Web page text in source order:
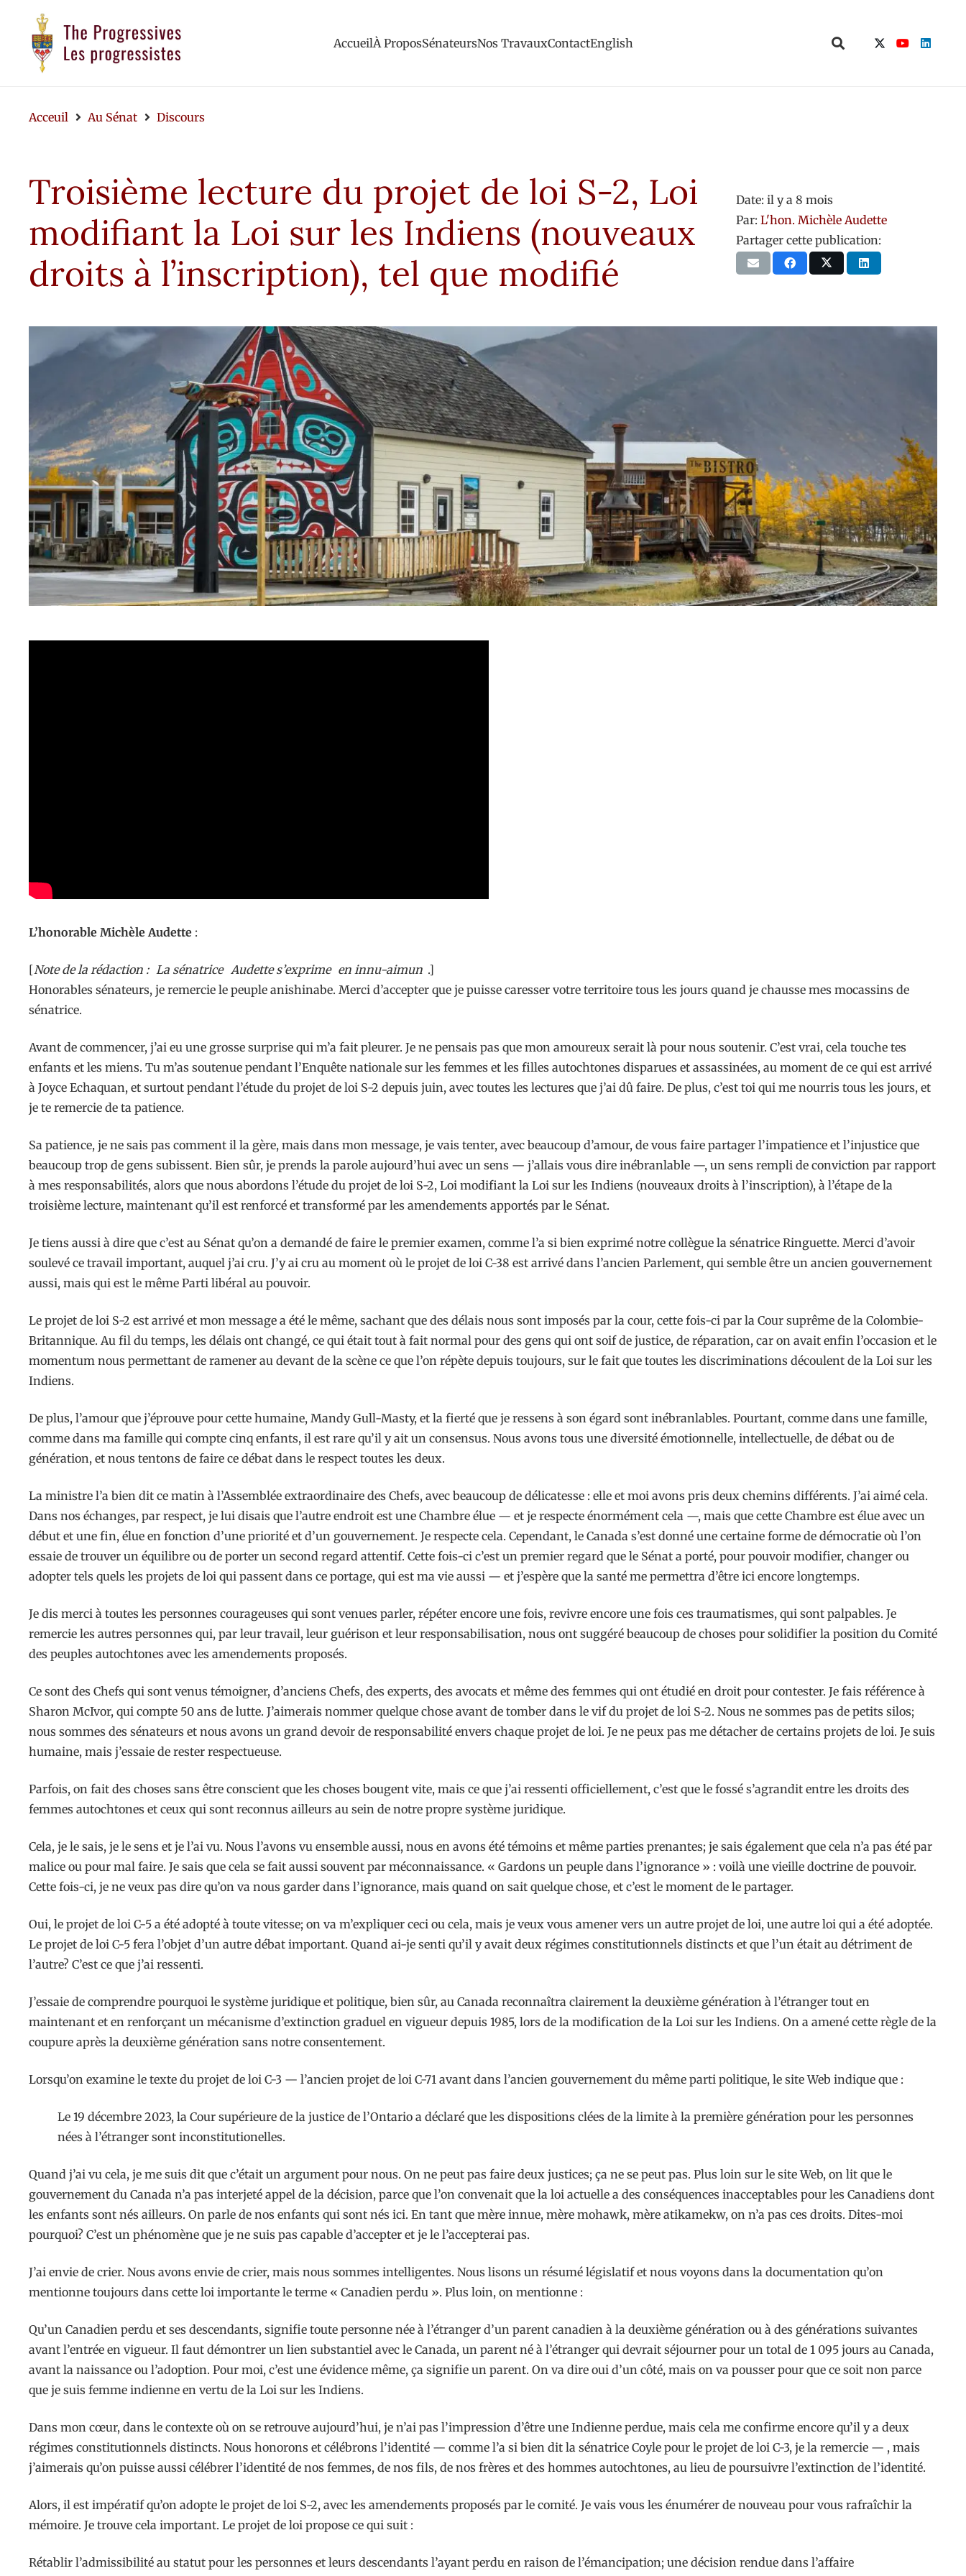
AccueilÀ ProposSénateursNos TravauxContactEnglish
Acceuil Au Sénat Discours
Troisième lecture du projet de loi S-2, Loi
modifiant la Loi sur les Indiens (nouveaux
droits à l’inscription), tel que modifié
Date: il y a 8 mois
Par: L'hon. Michèle Audette
Partager cette publication:
L’honorable Michèle Audette :
[Note de la rédaction : La sénatrice Audette s’exprime en innu-aimun .]
Honorables sénateurs, je remercie le peuple anishinabe. Merci d’accepter que je puisse caresser votre territoire tous les jours quand je chausse mes mocassins de
sénatrice.
Avant de commencer, j’ai eu une grosse surprise qui m’a fait pleurer. Je ne pensais pas que mon amoureux serait là pour nous soutenir. C’est vrai, cela touche tes
enfants et les miens. Tu m’as soutenue pendant l’Enquête nationale sur les femmes et les filles autochtones disparues et assassinées, au moment de ce qui est arrivé
à Joyce Echaquan, et surtout pendant l’étude du projet de loi S-2 depuis juin, avec toutes les lectures que j’ai dû faire. De plus, c’est toi qui me nourris tous les jours, et
je te remercie de ta patience.
Sa patience, je ne sais pas comment il la gère, mais dans mon message, je vais tenter, avec beaucoup d’amour, de vous faire partager l’impatience et l’injustice que
beaucoup trop de gens subissent. Bien sûr, je prends la parole aujourd’hui avec un sens — j’allais vous dire inébranlable —, un sens rempli de conviction par rapport
à mes responsabilités, alors que nous abordons l’étude du projet de loi S-2, Loi modifiant la Loi sur les Indiens (nouveaux droits à l’inscription), à l’étape de la
troisième lecture, maintenant qu’il est renforcé et transformé par les amendements apportés par le Sénat.
Je tiens aussi à dire que c’est au Sénat qu’on a demandé de faire le premier examen, comme l’a si bien exprimé notre collègue la sénatrice Ringuette. Merci d’avoir
soulevé ce travail important, auquel j’ai cru. J’y ai cru au moment où le projet de loi C-38 est arrivé dans l’ancien Parlement, qui semble être un ancien gouvernement
aussi, mais qui est le même Parti libéral au pouvoir.
Le projet de loi S-2 est arrivé et mon message a été le même, sachant que des délais nous sont imposés par la cour, cette fois-ci par la Cour suprême de la Colombie-
Britannique. Au fil du temps, les délais ont changé, ce qui était tout à fait normal pour des gens qui ont soif de justice, de réparation, car on avait enfin l’occasion et le
momentum nous permettant de ramener au devant de la scène ce que l’on répète depuis toujours, sur le fait que toutes les discriminations découlent de la Loi sur les
Indiens.
De plus, l’amour que j’éprouve pour cette humaine, Mandy Gull-Masty, et la fierté que je ressens à son égard sont inébranlables. Pourtant, comme dans une famille,
comme dans ma famille qui compte cinq enfants, il est rare qu’il y ait un consensus. Nous avons tous une diversité émotionnelle, intellectuelle, de débat ou de
génération, et nous tentons de faire ce débat dans le respect toutes les deux.
La ministre l’a bien dit ce matin à l’Assemblée extraordinaire des Chefs, avec beaucoup de délicatesse : elle et moi avons pris deux chemins différents. J’ai aimé cela.
Dans nos échanges, par respect, je lui disais que l’autre endroit est une Chambre élue — et je respecte énormément cela —, mais que cette Chambre est élue avec un
début et une fin, élue en fonction d’une priorité et d’un gouvernement. Je respecte cela. Cependant, le Canada s’est donné une certaine forme de démocratie où l’on
essaie de trouver un équilibre ou de porter un second regard attentif. Cette fois-ci c’est un premier regard que le Sénat a porté, pour pouvoir modifier, changer ou
adopter tels quels les projets de loi qui passent dans ce portage, qui est ma vie aussi — et j’espère que la santé me permettra d’être ici encore longtemps.
Je dis merci à toutes les personnes courageuses qui sont venues parler, répéter encore une fois, revivre encore une fois ces traumatismes, qui sont palpables. Je
remercie les autres personnes qui, par leur travail, leur guérison et leur responsabilisation, nous ont suggéré beaucoup de choses pour solidifier la position du Comité
des peuples autochtones avec les amendements proposés.
Ce sont des Chefs qui sont venus témoigner, d’anciens Chefs, des experts, des avocats et même des femmes qui ont étudié en droit pour contester. Je fais référence à
Sharon McIvor, qui compte 50 ans de lutte. J’aimerais nommer quelque chose avant de tomber dans le vif du projet de loi S-2. Nous ne sommes pas de petits silos;
nous sommes des sénateurs et nous avons un grand devoir de responsabilité envers chaque projet de loi. Je ne peux pas me détacher de certains projets de loi. Je suis
humaine, mais j’essaie de rester respectueuse.
Parfois, on fait des choses sans être conscient que les choses bougent vite, mais ce que j’ai ressenti officiellement, c’est que le fossé s’agrandit entre les droits des
femmes autochtones et ceux qui sont reconnus ailleurs au sein de notre propre système juridique.
Cela, je le sais, je le sens et je l’ai vu. Nous l’avons vu ensemble aussi, nous en avons été témoins et même parties prenantes; je sais également que cela n’a pas été par
malice ou pour mal faire. Je sais que cela se fait aussi souvent par méconnaissance. « Gardons un peuple dans l’ignorance » : voilà une vieille doctrine de pouvoir.
Cette fois-ci, je ne veux pas dire qu’on va nous garder dans l’ignorance, mais quand on sait quelque chose, et c’est le moment de le partager.
Oui, le projet de loi C-5 a été adopté à toute vitesse; on va m’expliquer ceci ou cela, mais je veux vous amener vers un autre projet de loi, une autre loi qui a été adoptée.
Le projet de loi C-5 fera l’objet d’un autre débat important. Quand ai-je senti qu’il y avait deux régimes constitutionnels distincts et que l’un était au détriment de
l’autre? C’est ce que j’ai ressenti.
J’essaie de comprendre pourquoi le système juridique et politique, bien sûr, au Canada reconnaîtra clairement la deuxième génération à l’étranger tout en
maintenant et en renforçant un mécanisme d’extinction graduel en vigueur depuis 1985, lors de la modification de la Loi sur les Indiens. On a amené cette règle de la
coupure après la deuxième génération sans notre consentement.
Lorsqu’on examine le texte du projet de loi C-3 — l’ancien projet de loi C-71 avant dans l’ancien gouvernement du même parti politique, le site Web indique que :
Le 19 décembre 2023, la Cour supérieure de la justice de l’Ontario a déclaré que les dispositions clées de la limite à la première génération pour les personnes
nées à l’étranger sont inconstitutionelles.
Quand j’ai vu cela, je me suis dit que c’était un argument pour nous. On ne peut pas faire deux justices; ça ne se peut pas. Plus loin sur le site Web, on lit que le
gouvernement du Canada n’a pas interjeté appel de la décision, parce que l’on convenait que la loi actuelle a des conséquences inacceptables pour les Canadiens dont
les enfants sont nés ailleurs. On parle de nos enfants qui sont nés ici. En tant que mère innue, mère mohawk, mère atikamekw, on n’a pas ces droits. Dites-moi
pourquoi? C’est un phénomène que je ne suis pas capable d’accepter et je le l’accepterai pas.
J’ai envie de crier. Nous avons envie de crier, mais nous sommes intelligentes. Nous lisons un résumé législatif et nous voyons dans la documentation qu’on
mentionne toujours dans cette loi importante le terme « Canadien perdu ». Plus loin, on mentionne :
Qu’un Canadien perdu et ses descendants, signifie toute personne née à l’étranger d’un parent canadien à la deuxième génération ou à des générations suivantes
avant l’entrée en vigueur. Il faut démontrer un lien substantiel avec le Canada, un parent né à l’étranger qui devrait séjourner pour un total de 1 095 jours au Canada,
avant la naissance ou l’adoption. Pour moi, c’est une évidence même, ça signifie un parent. On va dire oui d’un côté, mais on va pousser pour que ce soit non parce
que je suis femme indienne en vertu de la Loi sur les Indiens.
Dans mon cœur, dans le contexte où on se retrouve aujourd’hui, je n’ai pas l’impression d’être une Indienne perdue, mais cela me confirme encore qu’il y a deux
régimes constitutionnels distincts. Nous honorons et célébrons l’identité — comme l’a si bien dit la sénatrice Coyle pour le projet de loi C-3, je la remercie — , mais
j’aimerais qu’on puisse aussi célébrer l’identité de nos femmes, de nos fils, de nos frères et des hommes autochtones, au lieu de poursuivre l’extinction de l’identité.
Alors, il est impératif qu’on adopte le projet de loi S-2, avec les amendements proposés par le comité. Je vais vous les énumérer de nouveau pour vous rafraîchir la
mémoire. Je trouve cela important. Le projet de loi propose ce qui suit :
Rétablir l’admissibilité au statut pour les personnes et leurs descendants l’ayant perdu en raison de l’émancipation; une décision rendue dans l’affaire